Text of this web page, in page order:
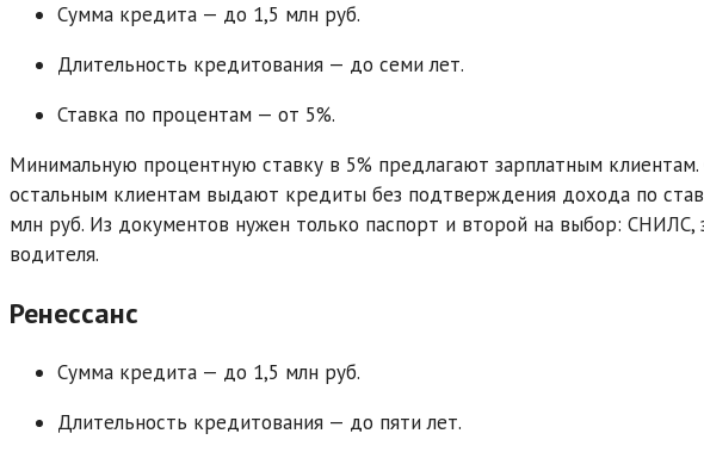
Сумма кредита — до 1,5 млн руб.
Длительность кредитования — до семи лет.
Ставка по процентам — от 5%.
Минимальную процентную ставку в 5% предлагают зарплатным
остальным клиентам выдают кредиты без подтверждения дохода по
млн руб. Из документов нужен только паспорт и второй на выбор: СНИЛС,
водителя.
Ренессанс
Сумма кредита — до 1,5 млн руб.
Длительность кредитования — до пяти лет.